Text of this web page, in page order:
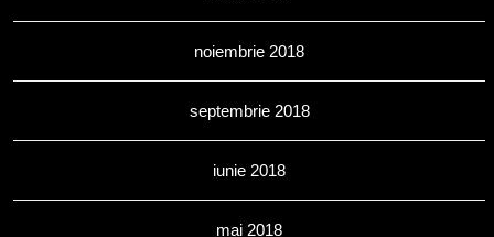
noiembrie 2018
septembrie 2018
iunie 2018
mai 2018